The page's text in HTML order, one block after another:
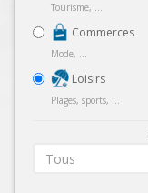
Tourisme, ...
Commerces
Mode, ...
Loisirs
Plages, sports, ...
Tous